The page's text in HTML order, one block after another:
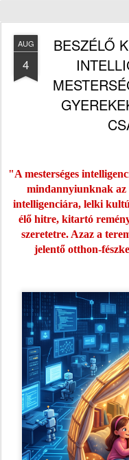
AUG
4
BESZÉLŐ
"A mesterséges
mindannyiunknak az
intelligenciára, lelki
élő hitre, kitartó
szeretetre. Azaz a
jelentő otthon-